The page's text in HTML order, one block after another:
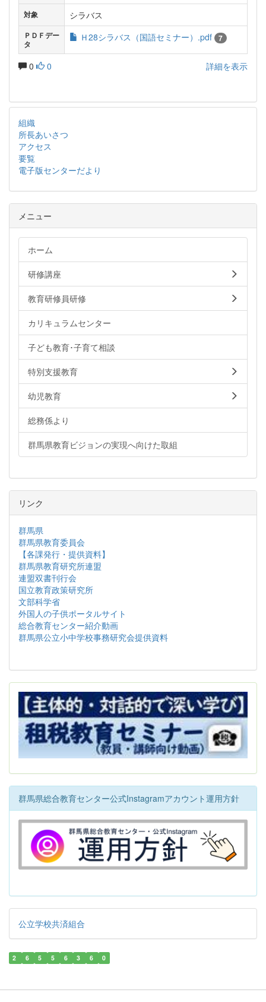
対象
シラバス
ＰＤＦデー
タ
Ｈ28シラバス（国語セミナー）.pdf 7
0 0 詳細を表示
組織
所長あいさつ
アクセス
要覧
電子版センターだより
メニュー
ホーム
研修講座
教育研修員研修
カリキュラムセンター
子ども教育･子育て相談
特別支援教育
幼児教育
総務係より
群馬県教育ビジョンの実現へ向けた取組
リンク
群馬県
群馬県教育委員会
【各課発行・提供資料】
群馬県教育研究所連盟
連盟双書刊行会
国立教育政策研究所
文部科学省
外国人の子供ポータルサイト
総合教育センター紹介動画
群馬県公立小中学校事務研究会提供資料
群馬県総合教育センター公式Instagramアカウント運用方針
公立学校共済組合
2 6 5 5 6 3 6 0